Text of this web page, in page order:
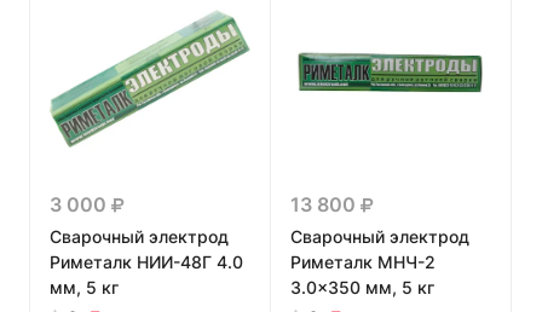
3 000
Сварочный электрод
Риметалк НИИ-48Г 4.0
мм, 5 кг
13 800
Сварочный электрод
Риметалк МНЧ-2
3.0x350 мм, 5 кг